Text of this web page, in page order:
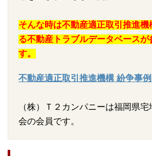
そんな時は不動産適正取引推進
る不動産トラブルデータベースが
す。
不動産適正取引推進機構 紛争事
（株）Ｔ２カンパニーは福岡県
会の会員です。